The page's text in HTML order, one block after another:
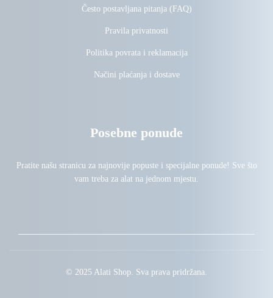
Često postavljana pitanja (FAQ)
Pravila privatnosti
Politika povrata i reklamacija
Načini plaćanja i dostave
Posebne ponude
Pratite našu stranicu za najnovije popuste i specijalne ponude! Sve što
vam treba za alat na jednom mjestu.
© 2025 Alati Shop. Sva prava pridržana.